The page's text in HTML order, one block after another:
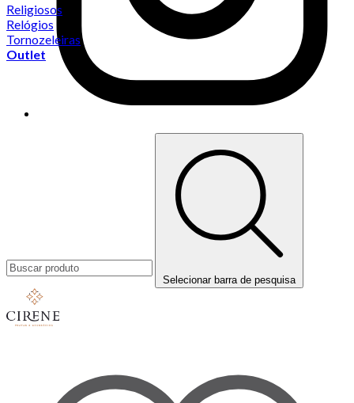
Religiosos
Relógios
Tornozeleiras
Outlet
Selecionar barra de pesquisa